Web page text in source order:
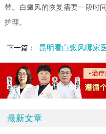
带。白癜风的恢复需要一段时
护理。
下一篇： 昆明看白癜风哪家医
最新文章